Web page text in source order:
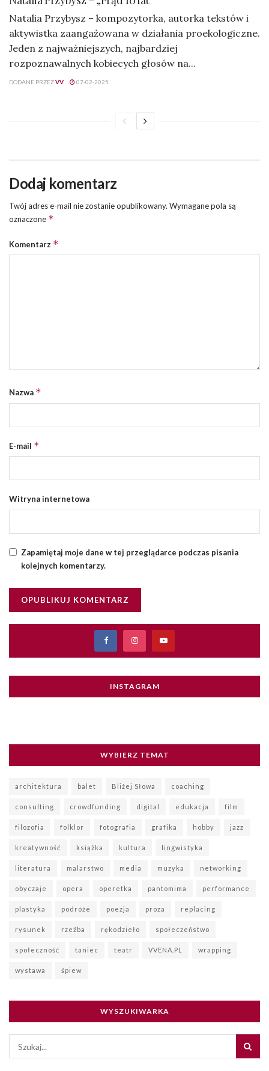
Natalia Przybysz – kompozytorka, autorka tekstów i
aktywistka zaangażowana w działania proekologiczne.
Jeden z najważniejszych, najbardziej
rozpoznawalnych kobiecych głosów na...
DODANE PRZEZVV 07-02-2025
Dodaj komentarz
Twój adres e-mail nie zostanie opublikowany. Wymagane pola są
oznaczone *
Komentarz *
Nazwa *
E-mail *
Witryna internetowa
Zapamiętaj moje dane w tej przeglądarce podczas pisania
kolejnych komentarzy.
INSTAGRAM
WYBIERZ TEMAT
architektura balet Bliżej Słowa coaching
consulting crowdfunding digital edukacja film
filozofia folklor fotografia grafika hobby jazz
kreatywność książka kultura lingwistyka
literatura malarstwo media muzyka networking
obyczaje opera operetka pantomima performance
plastyka podróże poezja proza replacing
rysunek rzeźba rękodzieło społeczeństwo
społeczność taniec teatr VVENA.PL wrapping
wystawa śpiew
WYSZUKIWARKA